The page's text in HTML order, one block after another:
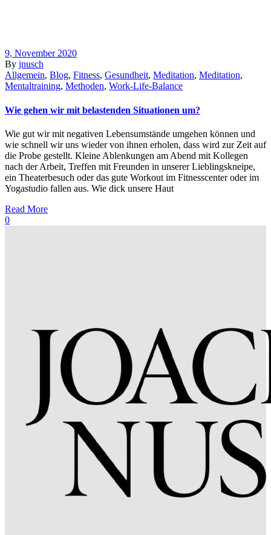
9, November 2020
By jnusch
Allgemein, Blog, Fitness, Gesundheit, Meditation, Meditation,
Mentaltraining, Methoden, Work-Life-Balance
Wie gehen wir mit belastenden Situationen um?
Wie gut wir mit negativen Lebensumstände umgehen können und
wie schnell wir uns wieder von ihnen erholen, dass wird zur Zeit auf
die Probe gestellt. Kleine Ablenkungen am Abend mit Kollegen
nach der Arbeit, Treffen mit Freunden in unserer Lieblingskneipe,
ein Theaterbesuch oder das gute Workout im Fitnesscenter oder im
Yogastudio fallen aus. Wie dick unsere Haut
Read More
0